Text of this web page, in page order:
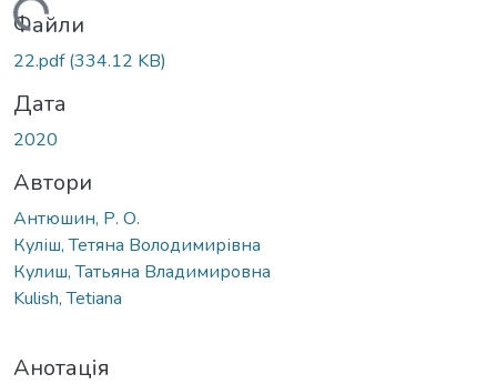
Вантажиться...
Файли
22.pdf(334.12 KB)
Дата
2020
Автори
Антюшин, Р. О.
Куліш, Тетяна Володимирівна
Кулиш, Татьяна Владимировна
Kulish, Tetiana
Анотація